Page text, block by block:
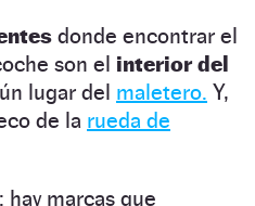
donde encontrar el
son el interior del
lugar del maletero. Y,
de la rueda de
hay marcas que